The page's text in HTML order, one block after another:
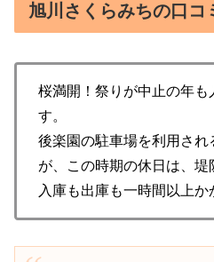
旭川さくらみちの口コ
桜満開！祭りが中止の年も
す。
後楽園の駐車場を利用され
が、この時期の休日は、堤
入庫も出庫も一時間以上か